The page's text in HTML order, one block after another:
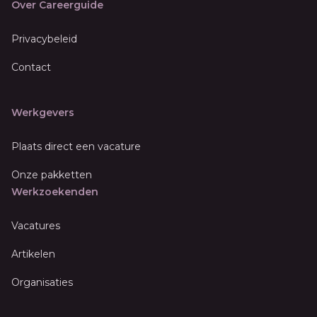
Over Careerguide
Privacybeleid
Contact
Werkgevers
Plaats direct een vacature
Onze pakketten
Werkzoekenden
Vacatures
Artikelen
Organisaties